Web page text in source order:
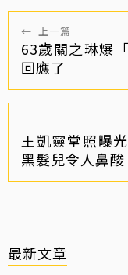
← 上一篇
63歲關之琳爆
回應了
王凱靈堂照曝
黑髮兒令人鼻酸
最新文章